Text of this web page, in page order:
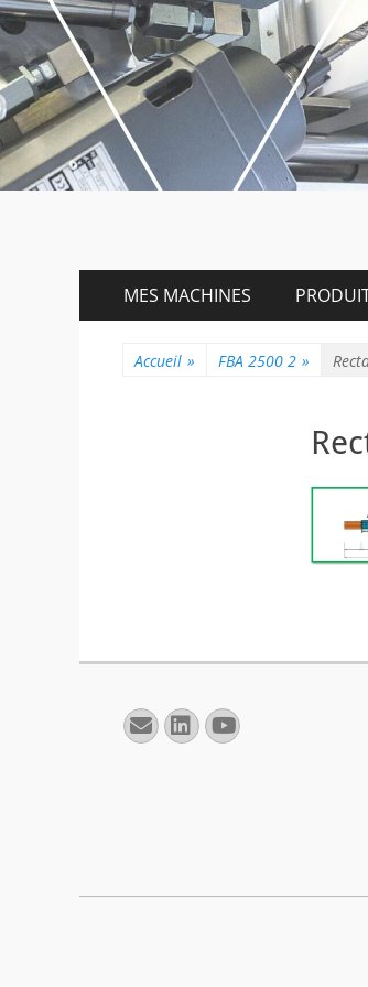
Menu
principal
MES MACHINES
Accueil » FBA 2500 2 »
E-
mail
Linkedin
YouTube